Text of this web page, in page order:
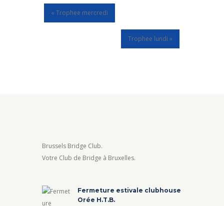
« Trophee mercredi
Trophee lundi»
Brussels Bridge Club.
Votre Club de Bridge à Bruxelles.
Fermeture estivale clubhouse
Orée H.T.B.